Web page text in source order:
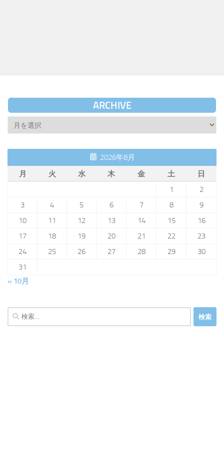
ARCHIVE
Archive
2026年8月
月
火 水 木 金 土
日
1
2
3
4 5 6 7 8
9
10
11 12 13 14 15
16
17
18 19 20 21 22
23
24
25 26 27 28 29
30
31
« 10月
検
索: